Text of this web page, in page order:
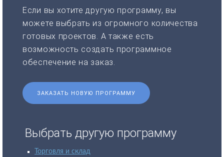
Если вы хотите другую программу, вы
можете выбрать из огромного количества
готовых проектов. А также есть
возможность создать программное
обеспечение на заказ.
ЗАКАЗАТЬ НОВУЮ ПРОГРАММУ
Выбрать другую программу
Торговля и склад